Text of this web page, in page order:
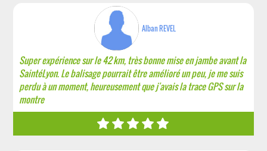
Alban REVEL
Super expérience sur le 42 km, très bonne mise en jambe avant la
SaintéLyon. Le balisage pourrait être amélioré un peu, je me suis
perdu à un moment, heureusement que j'avais la trace GPS sur la
montre